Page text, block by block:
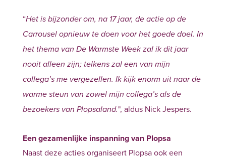
“Het is bijzonder om, na 17 jaar, de actie op de
Carrousel opnieuw te doen voor het goede doel. In
het thema van De Warmste Week zal ik dit jaar
nooit alleen zijn; telkens zal een van mijn
collega’s me vergezellen. Ik kijk enorm uit naar de
warme steun van zowel mijn collega’s als de
bezoekers van Plopsaland.", aldus Nick Jespers.
Een gezamenlijke inspanning van Plopsa
Naast deze acties organiseert Plopsa ook een